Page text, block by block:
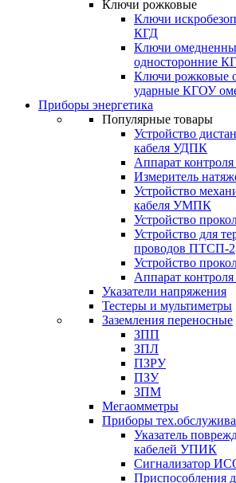
Ключи рожковые
Ключи
КГД
Ключи
односторонние
Ключи рожковые
ударные КГОУ
Приборы энергетика
Популярные товары
Устройство
кабеля УДПК
Аппарат
Измеритель
Устройство
кабеля УМПК
Устройство
Устройство для
проводов ПТСП-2
Устройство
Аппарат
Указатели напряжения
Тестеры и мультиметры
Заземления переносные
ЗПП
ЗПЛ
ПЗРУ
ПЗУ
ЗПМ
Мегаомметры
Приборы
Указатель
кабелей УПИК
Сигнализатор
Приспособления